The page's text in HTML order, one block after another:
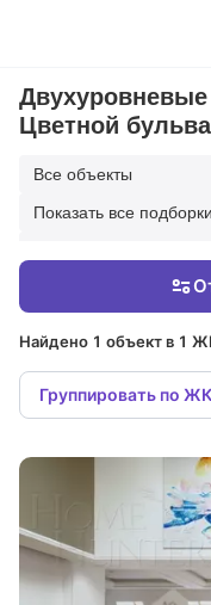
Цветной
Все объекты
Со вторым светом
Показать все подборки
Найдено 1 объект в 1
Группировать по ЖК